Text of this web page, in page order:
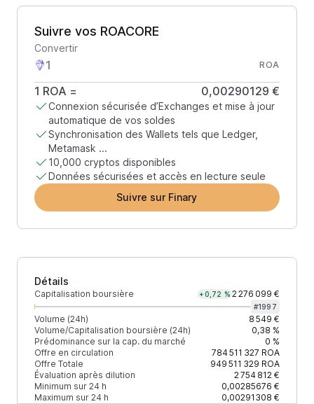
Suivre vos ROACORE
Convertir
ROA
1 ROA = 0,00290129 €
Connexion sécurisée d’Exchanges et mise à jour
automatique de vos soldes
Synchronisation des Wallets tels que Ledger,
Metamask ...
10,000 cryptos disponibles
Données sécurisées et accès en lecture seule
Suivre sur Finary
Détails
Capitalisation boursière +0,72 % 2 276 099 €
#1997
Volume (24h)
8 549 €
Volume/Capitalisation boursière (24h)
0,38 %
Prédominance sur la cap. du marché
0 %
Offre en circulation
784 511 327 ROA
Offre Totale
949 511 329 ROA
Évaluation après dilution
2 754 812 €
Minimum sur 24 h
0,00285676 €
Maximum sur 24 h
0,00291308 €